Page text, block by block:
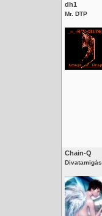
dh1
Mr. DTP
Chain-Q
Divatamigás